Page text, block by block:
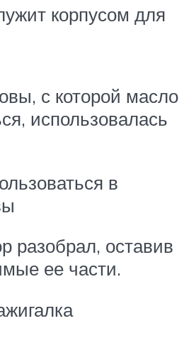
корпусом для
с которой масло
использовалась
в
разобрал, оставив
ее части.